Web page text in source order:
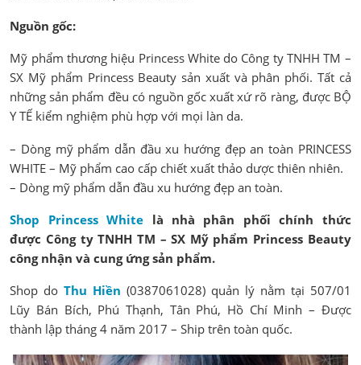
Nguồn gốc:
Mỹ phẩm thương hiệu Princess White do Công ty TNHH TM –
SX Mỹ phẩm Princess Beauty sản xuất và phân phối. Tất cả
những sản phẩm đều có nguồn gốc xuất xứ rõ ràng, được BỘ
Y TẾ kiểm nghiệm phù hợp với mọi làn da.
– Dòng mỹ phẩm dẫn đầu xu hướng đẹp an toàn PRINCESS
WHITE – Mỹ phẩm cao cấp chiết xuất thảo dược thiên nhiên.
– Dòng mỹ phẩm dẫn đầu xu hướng đẹp an toàn.
Shop Princess White là nhà phân phối chính thức
được Công ty TNHH TM – SX Mỹ phẩm Princess Beauty
công nhận và cung ứng sản phẩm.
Shop doThu Hiền (0387061028) quản lý nằm tại 507/01
Lũy Bán Bích, Phú Thạnh, Tân Phú, Hồ Chí Minh – Được
thành lập tháng 4 năm 2017 – Ship trên toàn quốc.